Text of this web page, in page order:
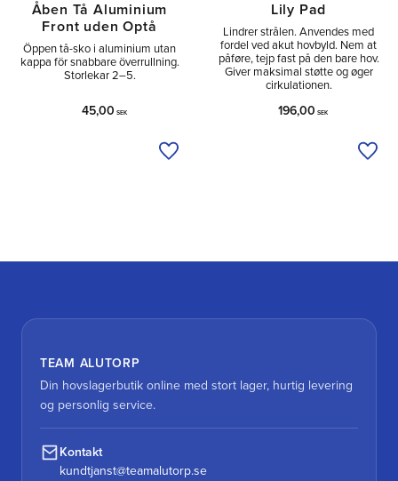
Åben Tå Aluminium
Front uden Optå
Öppen tå-sko i aluminium utan
kappa för snabbare överrullning.
Storlekar 2–5.
45,00 SEK
Tilføj til ønskeliste
Lily Pad
Lindrer strålen. Anvendes med
fordel ved akut hovbyld. Nem at
påføre, tejp fast på den bare hov.
Giver maksimal støtte og øger
cirkulationen.
196,00 SEK
TEAM ALUTORP
Din hovslagerbutik online med stort lager, hurtig levering
og personlig service.
Kontakt
kundtjanst@teamalutorp.se